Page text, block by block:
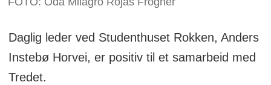
Daglig leder ved Studenthuset Rokken, Anders
Instebø Horvei, er positiv til et samarbeid med
Tredet.